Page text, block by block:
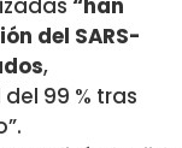
“han
del SARS-
,
99 % tras